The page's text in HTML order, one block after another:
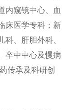
内窥镜中心、血
床医学专科；新
科、肝胆外科、
卒中中心及慢病
传承及科研创